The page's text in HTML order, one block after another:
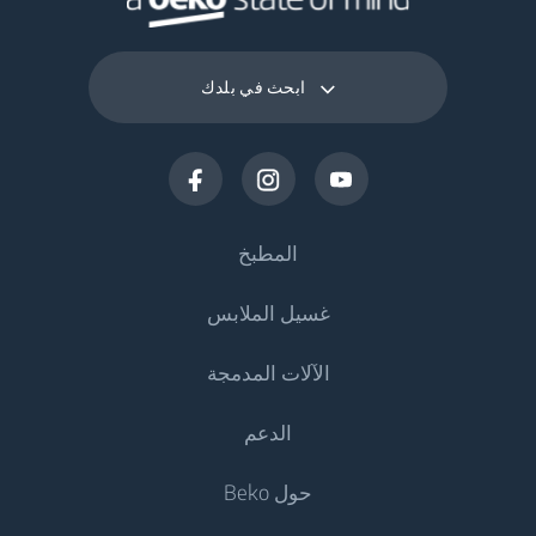
ابحث في بلدك
المطبخ
التبريد
الثلاجات
المجمدات
غسيل الملابس
ماكينات غسيل الملابس
غسالات الملابس
الغسالات المزودة بنشافة
الآلات المدمجة
التبريد
الثلاجات المدمجة
الدعم
حول Beko